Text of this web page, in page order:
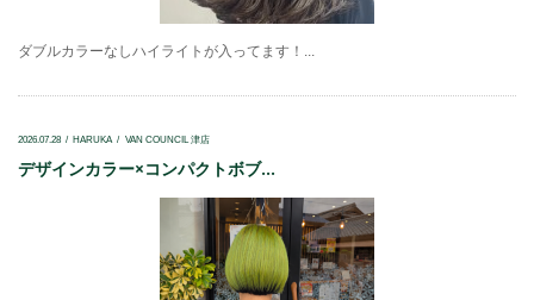
ダブルカラーなしハイライトが入ってます！...
2026.07.28 HARUKA VAN COUNCIL 津店
デザインカラー×コンパクトボブ...